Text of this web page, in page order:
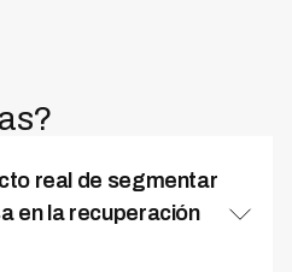
real de segmentar
en la recuperación